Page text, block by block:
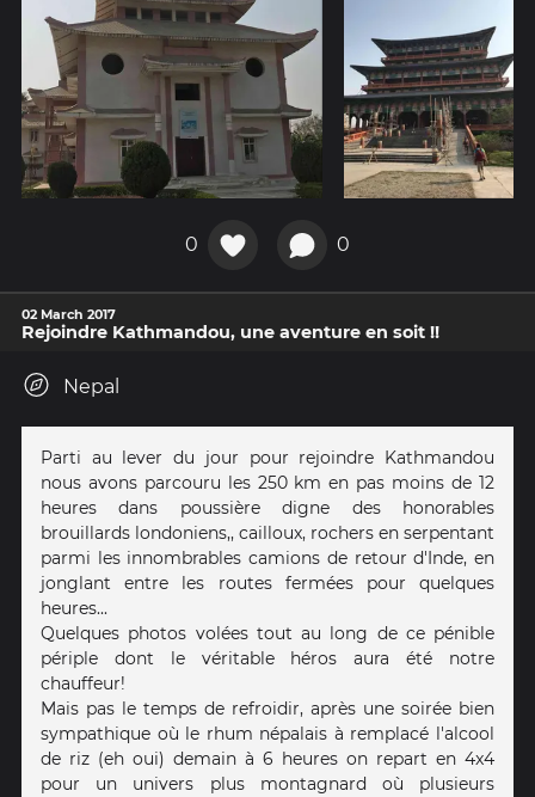
0 0
02 March 2017
Rejoindre Kathmandou, une aventure en soit !!
Nepal
Parti au lever du jour pour rejoindre Kathmandou
nous avons parcouru les 250 km en pas moins de 12
heures dans poussière digne des honorables
brouillards londoniens,, cailloux, rochers en serpentant
parmi les innombrables camions de retour d'Inde, en
jonglant entre les routes fermées pour quelques
heures...
Quelques photos volées tout au long de ce pénible
périple dont le véritable héros aura été notre
chauffeur!
Mais pas le temps de refroidir, après une soirée bien
sympathique où le rhum népalais à remplacé l'alcool
de riz (eh oui) demain à 6 heures on repart en 4x4
pour un univers plus montagnard où plusieurs